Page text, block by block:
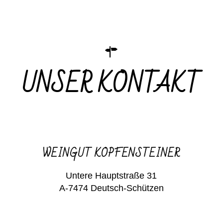
UNSER KONTAKT
WEINGUT KOPFENSTEINER
Untere Hauptstraße 31
A-7474 Deutsch-Schützen